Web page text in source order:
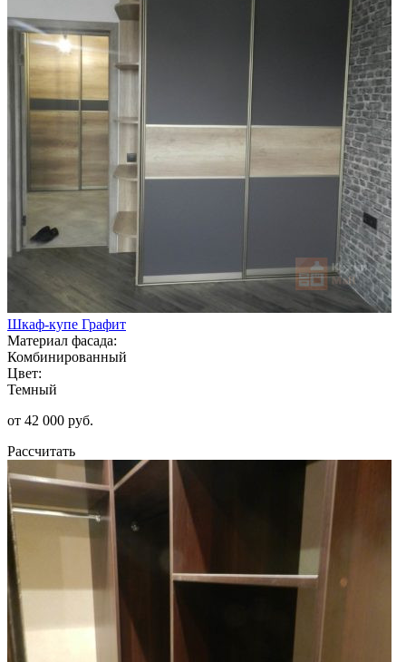
Шкаф-купе Графит
Материал фасада:
Комбинированный
Цвет:
Темный
от 42 000 руб.
Рассчитать